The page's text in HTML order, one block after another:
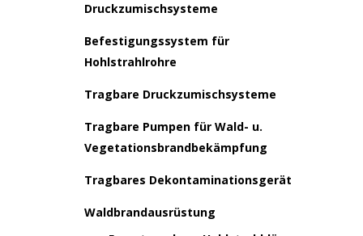
Druckzumischsysteme
Befestigungssystem für
Hohlstrahlrohre
Tragbare Druckzumischsysteme
Tragbare Pumpen für Wald- u.
Vegetationsbrandbekämpfung
Tragbares Dekontaminationsgerät
Waldbrandausrüstung